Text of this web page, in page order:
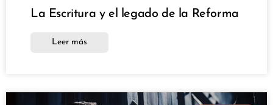
La Escritura y el legado de la Reforma
Leer más